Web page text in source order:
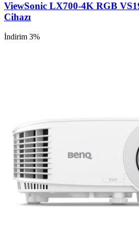
ViewSonic LX700-4K RGB
Cihazı
İndirim 3%